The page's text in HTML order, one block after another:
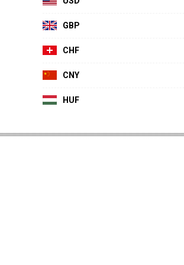
GBP
CHF
CNY
HUF